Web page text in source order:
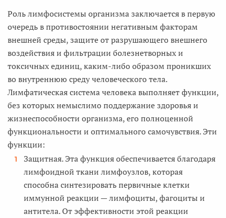
Роль лимфосистемы организма заключается в первую
очередь в противостоянии негативным факторам
внешней среды, защите от разрушающего внешнего
воздействия и фильтрации болезнетворных и
токсичных единиц, каким-либо образом проникших
во внутреннюю среду человеческого тела.
Лимфатическая система человека выполняет функции,
без которых немыслимо поддержание здоровья и
жизнеспособности организма, его полноценной
функциональности и оптимального самочувствия. Эти
функции:
Защитная. Эта функция обеспечивается благодаря
лимфоидной ткани лимфоузлов, которая
способна синтезировать первичные клетки
иммунной реакции — лимфоциты, фагоциты и
антитела. От эффективности этой реакции